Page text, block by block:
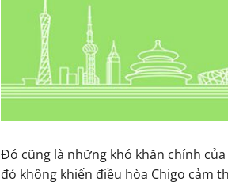
Đó cũng là những khó khăn chính
đó không khiến điều hòa Chigo cảm